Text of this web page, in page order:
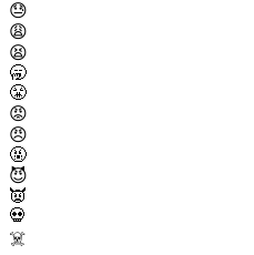
😓
😩
😫
🥱
😤
😡
😠
🤬
😈
👿
💀
☠️